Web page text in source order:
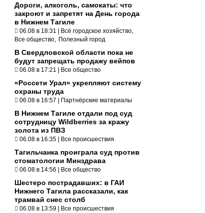
Дороги, алкоголь, самокаты: что
закроют и запретят на День города
в Нижнем Тагиле
06.08 в 18:31 | Всё городское хозяйство
Все общество Полезный город
В Свердловской области пока не
будут запрещать продажу вейпов
06.08 в 17:21 | Все общество
«Россети Урал» укрепляют систему
охраны труда
06.08 в 16:57 | Партнёрские материалы
В Нижнем Тагиле отдали под суд
сотрудницу Wildberries за кражу
золота из ПВЗ
06.08 в 16:35 | Все происшествия
Тагильчанка проиграла суд против
стоматологии Минздрава
06.08 в 14:56 | Все общество
Шестеро пострадавших: в ГАИ
Нижнего Тагила рассказали, как
трамвай снес столб
06.08 в 13:59 | Все происшествия